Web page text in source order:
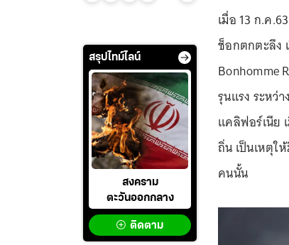
สรุปไทม์ไลน์
สงคราม
ตะวันออกกลาง
ติดตาม
เมื่อ 13 ก.ค.63
ช็อกตกตะลึง
Bonhomme
รุนแรง ระหว่
แคลิฟอร์เนีย
ถิ่น เป็นเหตุใ
คนนั้น